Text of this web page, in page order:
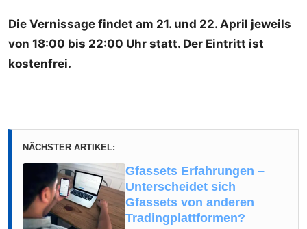
Die Vernissage findet am 21. und 22. April jeweils
von 18:00 bis 22:00 Uhr statt. Der Eintritt ist
kostenfrei.
NÄCHSTER ARTIKEL:
Gfassets Erfahrungen –
Unterscheidet sich
Gfassets von anderen
Tradingplattformen?